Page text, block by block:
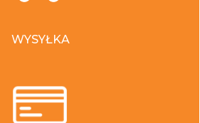
WYSYŁKA